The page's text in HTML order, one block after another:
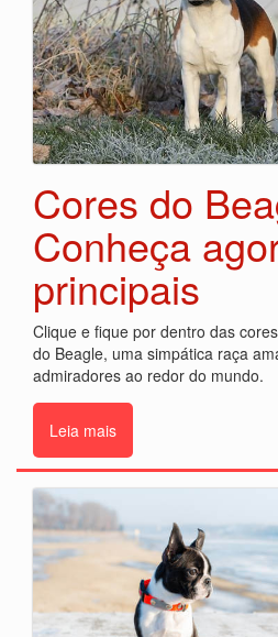
Cores do
Conheça
principais
Clique e fique por dentro das
do Beagle, uma simpática raça
admiradores ao redor do mundo.
Leia mais